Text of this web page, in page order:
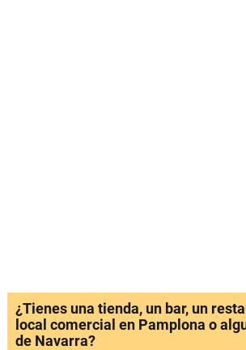
¿Tienes una tienda, un bar, un
local comercial en Pamplona o
de Navarra?